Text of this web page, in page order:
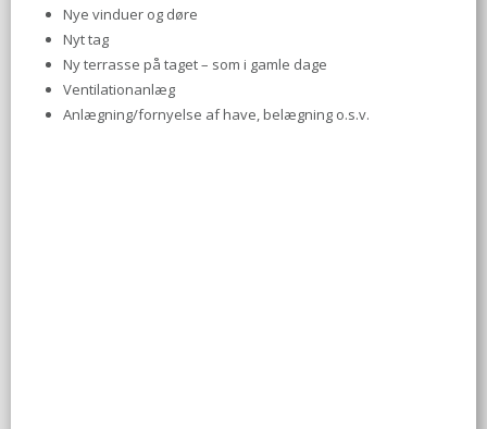
Nye vinduer og døre
Nyt tag
Ny terrasse på taget – som i gamle dage
Ventilationanlæg
Anlægning/fornyelse af have, belægning o.s.v.